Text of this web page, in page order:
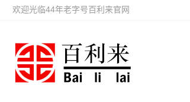
欢迎光临44年老字号百利来官网